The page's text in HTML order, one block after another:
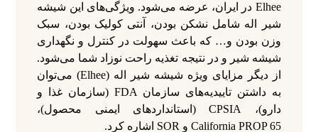
Elhee در ایران، عرضه می‌شود. ویژگی‌های این شیشه
شیر اله شامل نشکن بودن، آنتی کولیک بودن، سبک
وزن بودن و… که باعث سهولت در کنترل و نگهداری
شیشه شیر و در نتیجه تغذیه راحت نوزاد شما می‌شود.
از دیگر مزایای ویژه شیشه شیر اله (Elhee) می‌توان
به داشتن تاییدیه‌های سازمان FDA (سازمان غذا و
دارو)، CPSIA (استانداردهای ایمنی محصول)،
California PROP 65 و SOR اشاره کرد.